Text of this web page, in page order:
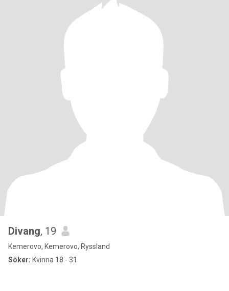
Divang, 19
Kemerovo, Kemerovo, Ryssland
Söker: Kvinna 18 - 31